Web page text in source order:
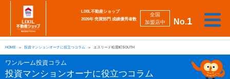
No.1
全国
加盟店中
LIXIL不動産ショップ
2026年 売買部門 成績優秀者数
売
り
た
い
買
い
た
い
相
談
し
た
い
勉
強
し
た
い
強
み
会
社
案
採
用
情
査定
HOME 投資マンションオーナに役立つコラム エスリード松屋町SOUTH
ワンルーム投資コラム
投資マンションオーナに役立つコラム